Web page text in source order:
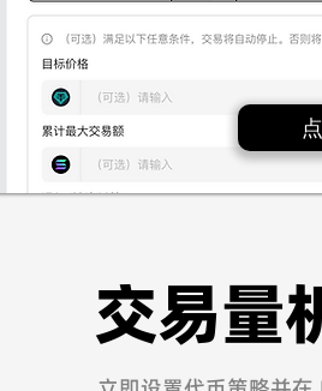
交易量